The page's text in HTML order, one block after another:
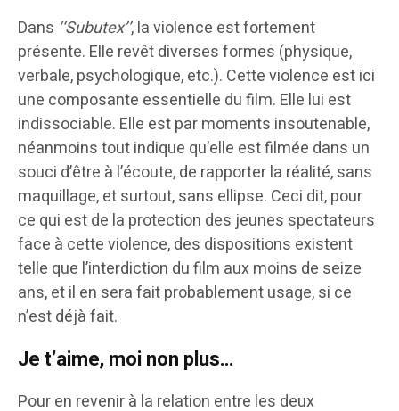
Dans ‘‘Subutex’’, la violence est fortement
présente. Elle revêt diverses formes (physique,
verbale, psychologique, etc.). Cette violence est ici
une composante essentielle du film. Elle lui est
indissociable. Elle est par moments insoutenable,
néanmoins tout indique qu’elle est filmée dans un
souci d’être à l’écoute, de rapporter la réalité, sans
maquillage, et surtout, sans ellipse. Ceci dit, pour
ce qui est de la protection des jeunes spectateurs
face à cette violence, des dispositions existent
telle que l’interdiction du film aux moins de seize
ans, et il en sera fait probablement usage, si ce
n’est déjà fait.
Je t’aime, moi non plus…
Pour en revenir à la relation entre les deux